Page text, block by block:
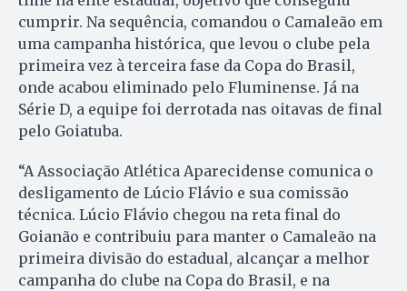
cumprir. Na sequência, comandou o Camaleão em
uma campanha histórica, que levou o clube pela
primeira vez à terceira fase da Copa do Brasil,
onde acabou eliminado pelo Fluminense. Já na
Série D, a equipe foi derrotada nas oitavas de final
pelo Goiatuba.
“A Associação Atlética Aparecidense comunica o
desligamento de Lúcio Flávio e sua comissão
técnica. Lúcio Flávio chegou na reta final do
Goianão e contribuiu para manter o Camaleão na
primeira divisão do estadual, alcançar a melhor
campanha do clube na Copa do Brasil, e na